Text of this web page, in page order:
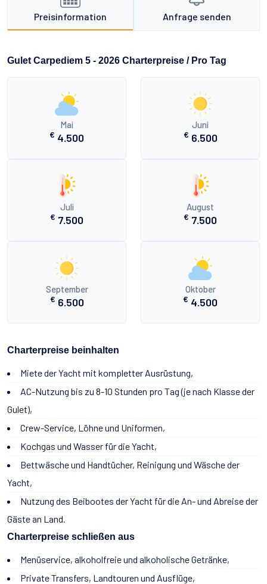
Preisinformation Anfrage senden
Gulet Carpediem 5 - 2026 Charterpreise / Pro Tag
Mai
€ 4.500
Juni
€ 6.500
Juli
€ 7.500
August
€ 7.500
September
€ 6.500
Oktober
€ 4.500
Charterpreise beinhalten
Miete der Yacht mit kompletter Ausrüstung,
AC-Nutzung bis zu 8-10 Stunden pro Tag (je nach Klasse der
Gulet),
Crew-Service, Löhne und Uniformen,
Kochgas und Wasser für die Yacht,
Bettwäsche und Handtücher, Reinigung und Wäsche der
Yacht,
Nutzung des Beibootes der Yacht für die An- und Abreise der
Gäste an Land.
Charterpreise schließen aus
Menüservice, alkoholfreie und alkoholische Getränke,
Private Transfers, Landtouren und Ausflüge,